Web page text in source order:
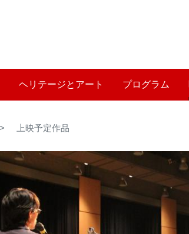
ン
ヘリテージとアート プログラム
上映予定作品